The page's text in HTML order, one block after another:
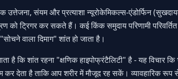
संयम और प्रत्याशा न्यूरोकेमिकल्स-एंडोर्फिन
को ट्रिगर कर सकते हैं। कई किंक समुदाय परिणामी
वाला दिमाग" शांत हो जाता है।
है कि शांत रहना "क्षणिक हाइपोफ्रंटैलिटी" है - यह विचार
देता है ताकि आप शरीर में मौजूद रह सकें। व्यावहारिक